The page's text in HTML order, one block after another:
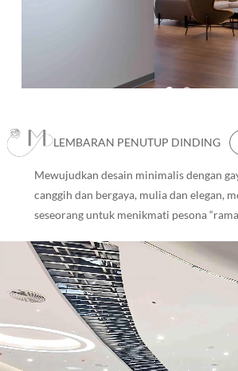
LEMBARAN PENUTUP DINDING
Mewujudkan desain minimalis dengan
canggih dan bergaya, mulia dan elegan,
seseorang untuk menikmati pesona
Penutup Dinding ●Panel dinding Pinger,
inti homogen, menggabungkan
diperkaya dengan ion perak. ●Komposisi
membasmi mikroorganisme
Bakteri Escherichia coli Bahasa
aureus , dan jamur—yang bersentuhan